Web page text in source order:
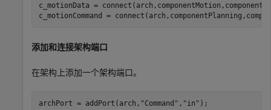
c_motionData =
c_motionCommand =
添加和连接架构端口
在架构上添加一个架构端口。
archPort = addPort(arch, "Command" , "in" );